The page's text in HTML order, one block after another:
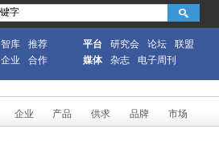
智库
推荐
企业 合作
平台 研究会 论坛
联盟
媒体
杂志 电子周刊
企业 产品 供求 品牌 市场